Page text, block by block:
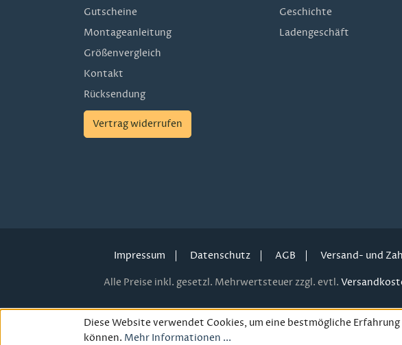
Gutscheine
Montageanleitung
Größenvergleich
Kontakt
Rücksendung
Vertrag widerrufen
Geschichte
Ladengeschäft
Impressum Datenschutz AGB Versand- und
Alle Preise inkl. gesetzl. Mehrwertsteuer zzgl. evtl.
Diese Website verwendet Cookies, um eine bestmögliche
können. Mehr Informationen ...